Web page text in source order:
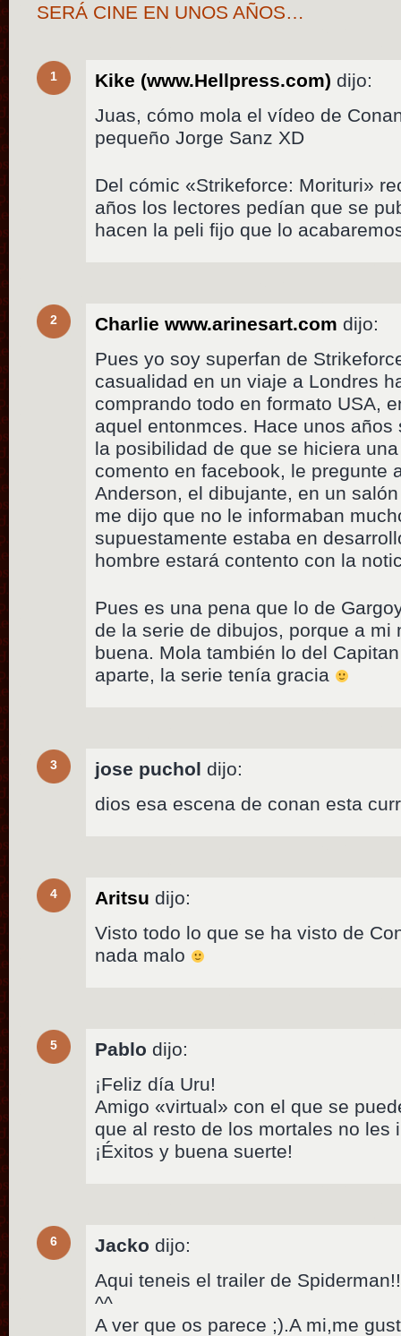
SERÁ CINE EN UNOS AÑOS…
1 Kike (www.Hellpress.com) dijo:
Juas, cómo mola el vídeo de
pequeño Jorge Sanz XD
Del cómic «Strikeforce: Morituri»
años los lectores pedían que se
hacen la peli fijo que lo
2 Charlie www.arinesart.com dijo:
Pues yo soy superfan de
casualidad en un viaje a Londres
comprando todo en formato USA,
aquel entonmces. Hace unos
la posibilidad de que se hiciera
comento en facebook, le pregunte
Anderson, el dibujante, en un
me dijo que no le informaban
supuestamente estaba en
hombre estará contento con la
Pues es una pena que lo de
de la serie de dibujos, porque a mi
buena. Mola también lo del
aparte, la serie tenía gracia
3 jose puchol dijo:
dios esa escena de conan esta
4 Aritsu dijo:
Visto todo lo que se ha visto de
nada malo
5 Pablo dijo:
¡Feliz día Uru!
Amigo «virtual» con el que se
que al resto de los mortales no les
¡Éxitos y buena suerte!
6 Jacko dijo:
Aqui teneis el trailer de
^^
A ver que os parece ;).A mi,me